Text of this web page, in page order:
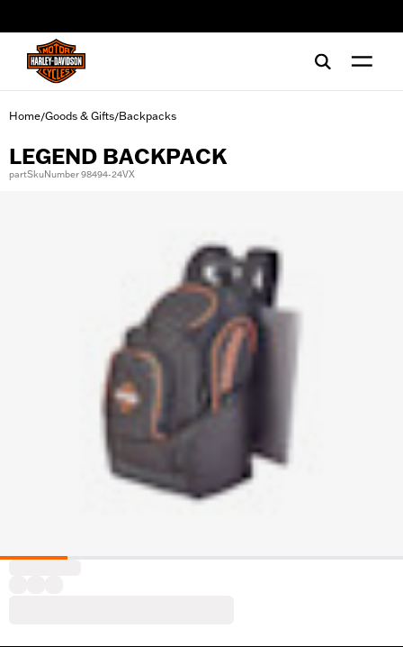
Home/Goods & Gifts/Backpacks
LEGEND BACKPACK
partSkuNumber 98494-24VX